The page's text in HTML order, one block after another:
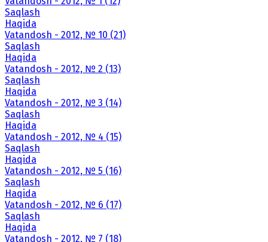
Saqlash
Haqida
Vatandosh - 2012, № 10 (21)
Saqlash
Haqida
Vatandosh - 2012, № 2 (13)
Saqlash
Haqida
Vatandosh - 2012, № 3 (14)
Saqlash
Haqida
Vatandosh - 2012, № 4 (15)
Saqlash
Haqida
Vatandosh - 2012, № 5 (16)
Saqlash
Haqida
Vatandosh - 2012, № 6 (17)
Saqlash
Haqida
Vatandosh - 2012, № 7 (18)